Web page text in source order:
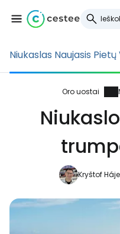
Niukaslas Naujasis Pietų
Oro uostai
Kryštof
Cestee
... pasaulinė